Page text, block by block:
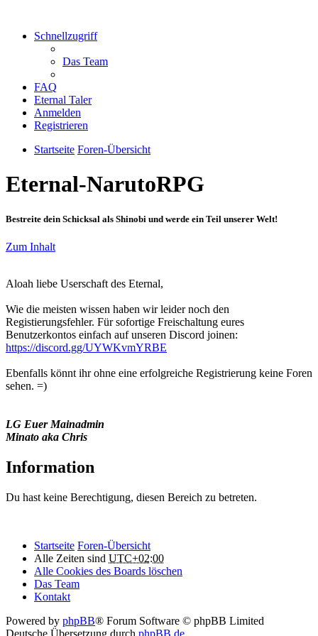
Schnellzugriff
Das Team
FAQ
Eternal Taler
Anmelden
Registrieren
Startseite Foren-Übersicht
Eternal-NarutoRPG
Bestreite dein Schicksal als Shinobi und werde ein Teil unserer Welt!
Zum Inhalt
Aloah liebe Userschaft des Eternal,
Wie die meisten wissen haben wir leider noch den
Registierungsfehler. Für sofortige Freischaltung eures
Benutzerkontos einfach auf unseren Discord joinen:
https://discord.gg/UYWKvmYRBE
Ebenfalls könnt ihr ohne eine erfolgreiche Registrierung keine Foren
sehen. =)
LG Euer Mainadmin
Minato aka Chris
Information
Du hast keine Berechtigung, diesen Bereich zu betreten.
Startseite Foren-Übersicht
Alle Zeiten sind UTC+02:00
Alle Cookies des Boards löschen
Das Team
Kontakt
Powered by phpBB® Forum Software © phpBB Limited
Deutsche Übersetzung durch phpBB.de